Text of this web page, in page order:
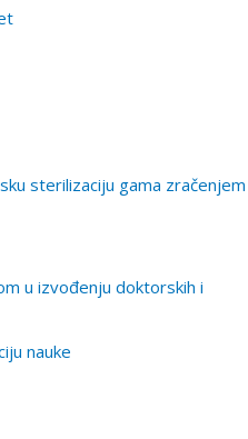
sterilizaciju gama zračenjem
u izvođenju doktorskih i
nauke